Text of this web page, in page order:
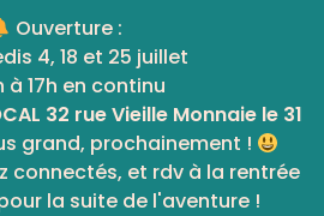
Ouverture :
4, 18 et 25 juillet
à 17h en continu
32 rue Vieille Monnaie le 31
grand, prochainement !
connectés, et rdv à la rentrée
la suite de l'aventure !